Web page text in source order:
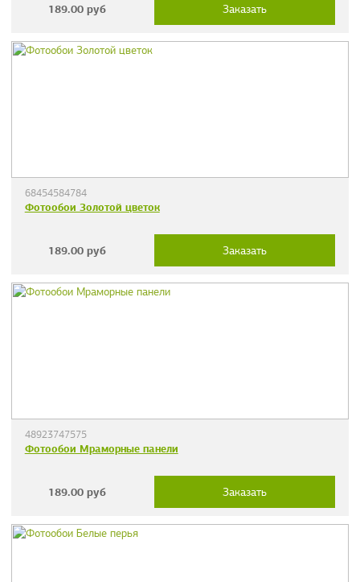
189.00 руб Заказать
68454584784
Фотообои Золотой цветок
189.00 руб Заказать
48923747575
Фотообои Мраморные панели
189.00 руб Заказать